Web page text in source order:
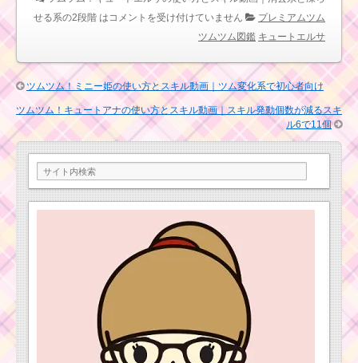
ム
キ
ラ
ク
タ
ー！プリンスチャーミ
ングの基礎情報とスキ
ル画像･高得点をだすに
は？
ツムツムキャラクタ
ー！おばけデールの基
礎情報とスキル画像･高
得点をだすには？
ツムツムキャラ
クター！マック
スの基礎情報と
スキル画像･高得
点をだすには？
い方とスキル動画 高得
ツムツム！王子
の使い方とスキ
ル動画｜タイム
ボム＆ロングチ
ェーン狙い
ツムキャラ！プルー
トのスキルを動画で確
認！高得点派？コイン
派？
ツムツム！三銃
士ドナルドの使
い方とスキル動
画 高得点を出す
せる系の2段階 は コメントを受け付けていません
プレミアムツム
ツムツム図鑑 キュートエルサ
ツムツム！ミニー姫の使い方とスキル動画｜ツム変化系で初心者向け
ツムツム！キュートアナの使い方とスキル動画｜スキル発動個数が減るスキ
ル6で11個